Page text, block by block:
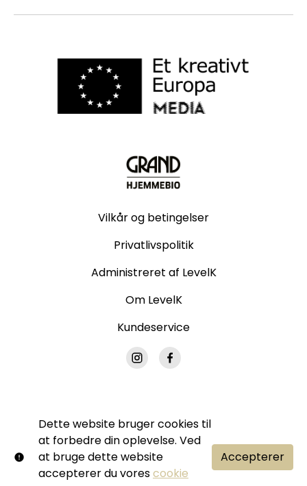
Dette website bruger cookies til
at forbedre din oplevelse. Ved
at bruge dette website
accepterer du vorescookie
Accepterer
Vilkår og betingelser
Privatlivspolitik
Administreret af LevelK
Om LevelK
Kundeservice
© Grand Hjemmebio. Alle rettigheder forbeholdes.
Ingen del af denne side må gengives uden vores
skriftlige tilladelse.